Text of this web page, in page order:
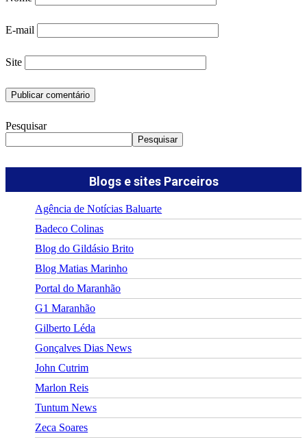
E-mail
Site
Pesquisar
Pesquisar
Blogs e sites Parceiros
Agência de Notícias Baluarte
Badeco Colinas
Blog do Gildásio Brito
Blog Matias Marinho
Portal do Maranhão
G1 Maranhão
Gilberto Léda
Gonçalves Dias News
John Cutrim
Marlon Reis
Tuntum News
Zeca Soares